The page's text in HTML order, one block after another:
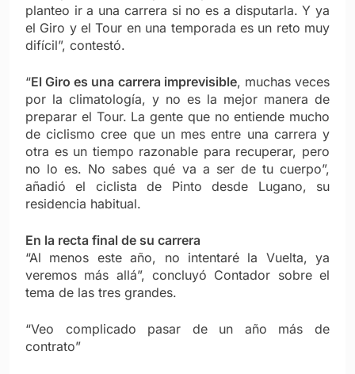
planteo ir a una carrera si no es a disputarla. Y ya
el Giro y el Tour en una temporada es un reto muy
difícil”, contestó.
“El Giro es una carrera imprevisible, muchas veces
por la climatología, y no es la mejor manera de
preparar el Tour. La gente que no entiende mucho
de ciclismo cree que un mes entre una carrera y
otra es un tiempo razonable para recuperar, pero
no lo es. No sabes qué va a ser de tu cuerpo”,
añadió el ciclista de Pinto desde Lugano, su
residencia habitual.
En la recta final de su carrera
“Al menos este año, no intentaré la Vuelta, ya
veremos más allá”, concluyó Contador sobre el
tema de las tres grandes.
“Veo complicado pasar de un año más de
contrato”